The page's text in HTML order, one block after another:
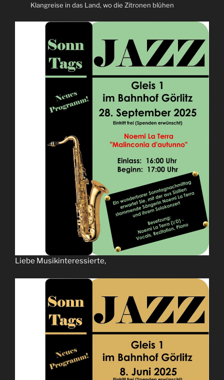
Klangreise in das Land, wo die Zitronen blühen
Liebe Musikinteressierte,